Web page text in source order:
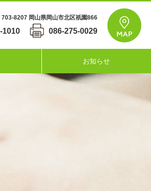
703-8207 岡山県岡山市北区祇園866
1010 086-275-0029
お知らせ